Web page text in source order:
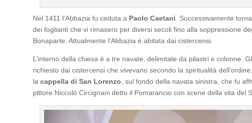
Nel 1411 l’Abbazia fu ceduta a Paolo Caetani . Successivamente
dei foglianti che vi rimasero per diversi secoli fino alla soppressione
Bonaparte. Attualmente l’Abbazia è abitata dai cistercensi.
L’interno della chiesa è a tre navate, delimitate da pilastri e colonne.
richiesto dai cistercensi che vivevano secondo la spiritualità
lacappella di San Lorenzo , sul fondo della navata sinistra, che fu
pittore Niccolò Circignani detto il Pomarancio con scene della vita del